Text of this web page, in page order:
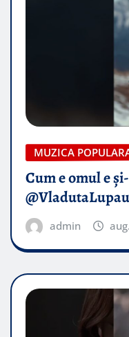
MUZICA
Cum e omul e
@VladutaLupau
admin